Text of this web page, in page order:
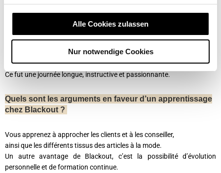
Alle Cookies zulassen
Nur notwendige Cookies
quand et où ils le peuvent.
J’étais très excitée et j’avais le trac.
Ce jour-là, on m’a apporté beaucoup d’informations concernant mon
entreprise.
Ce fut une journée longue, instructive et passionnante.
Quels sont les arguments en faveur d’un apprentissage
chez Blackout ?
Vous apprenez à approcher les clients et à les conseiller,
ainsi que les différents tissus des articles à la mode.
Un autre avantage de Blackout, c’est la possibilité d’évolution
personnelle et de formation continue.